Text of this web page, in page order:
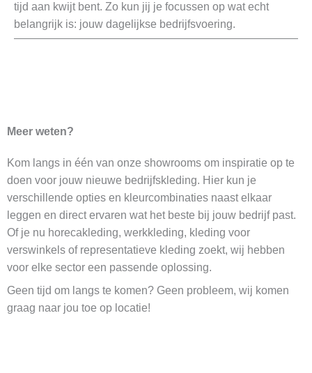
tijd aan kwijt bent. Zo kun jij je focussen op wat echt
belangrijk is: jouw dagelijkse bedrijfsvoering.
Meer weten?
Kom langs in één van onze showrooms om inspiratie op te
doen voor jouw nieuwe bedrijfskleding. Hier kun je
verschillende opties en kleurcombinaties naast elkaar
leggen en direct ervaren wat het beste bij jouw bedrijf past.
Of je nu horecakleding, werkkleding, kleding voor
verswinkels of representatieve kleding zoekt, wij hebben
voor elke sector een passende oplossing.
Geen tijd om langs te komen? Geen probleem, wij komen
graag naar jou toe op locatie!